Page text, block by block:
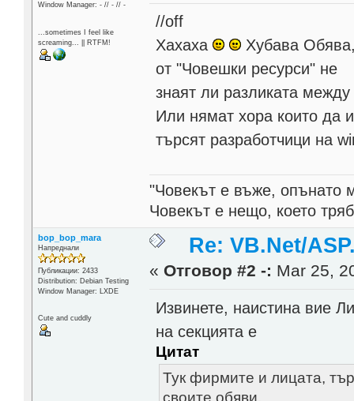
Window Manager: - // - // -
...sometimes I feel like
screaming... || RTFM!
//off
Хахаха
Хубава
от "Човешки ресурси" не
знаят ли разликата
Или нямат хора които да
търсят разработчици на
"Човекът е въже, опънато
Човекът е нещо, което
bop_bop_mara
Напреднали
Публикации: 2433
Distribution: Debian Testing
Window Manager: LXDE
Cute and cuddly
Re: VB.Net/
« Отговор #2 -: Mar 25,
Извинете, наистина вие
на секцията е
Цитат
Тук фирмите и лицата,
своите обяви.